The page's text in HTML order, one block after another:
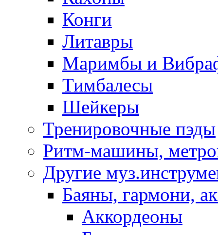
Конги
Литавры
Маримбы и
Тимбалесы
Шейкеры
Тренировочные пэды
Ритм-машины,
Другие
Баяны, гармони,
Аккордеоны